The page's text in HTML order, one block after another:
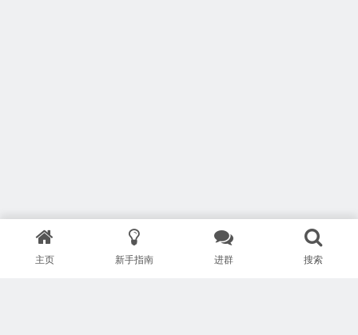
主页 新手指南 进群 搜索